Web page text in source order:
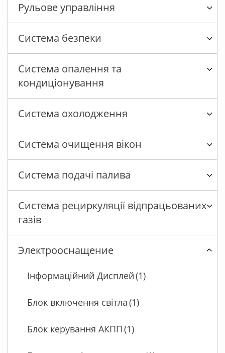
Рульове управління
Система безпеки
Система опалення та
кондиціонування
Система охолодження
Система очищення вікон
Система подачі палива
Система рециркуляції відпрацьованих
газів
Электрооснащение
Інформаційний Дисплей(1)
Блок включення світла(1)
Блок керування АКПП(1)